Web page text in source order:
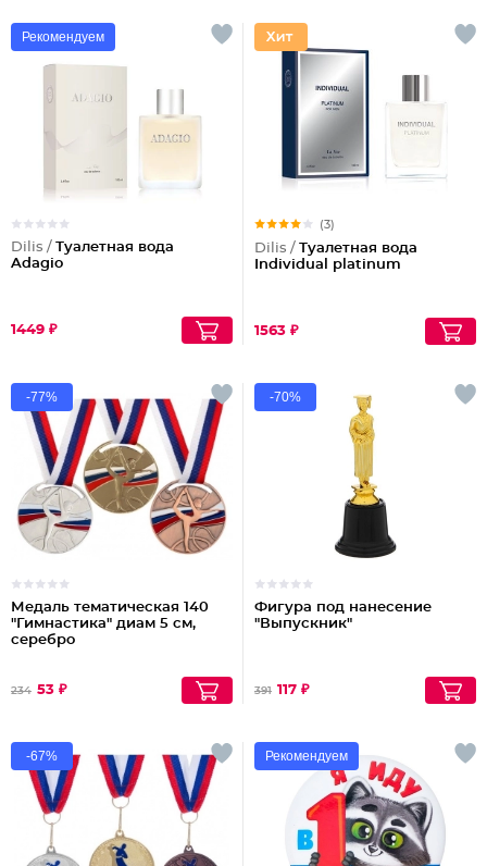
Рекомендуем
Dilis / Туалетная вода
Adagio
1449 ₽
(3)
Dilis / Туалетная вода
Individual platinum
1563 ₽
-77%
Медаль тематическая 140
"Гимнастика" диам 5 см,
серебро
234 53 ₽
-70%
Фигура под нанесение
"Выпускник"
391 117 ₽
-67% Рекомендуем